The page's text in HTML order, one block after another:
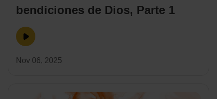
bendiciones de Dios, Parte 1
Nov 06, 2025